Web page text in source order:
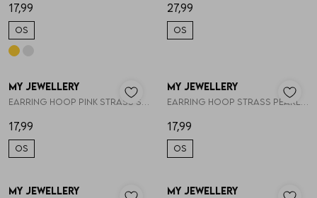
17,99
OS
27,99
OS
1 /2
My Jewellery
17,99
OS
1 /2
My Jewellery
17,99
OS
1 /2
My Jewellery 1 /2
My Jewellery